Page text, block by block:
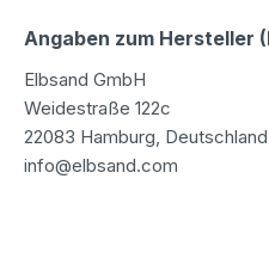
Angaben zum Hersteller
Elbsand GmbH
Weidestraße 122c
22083 Hamburg, Deutschland
info@elbsand.com